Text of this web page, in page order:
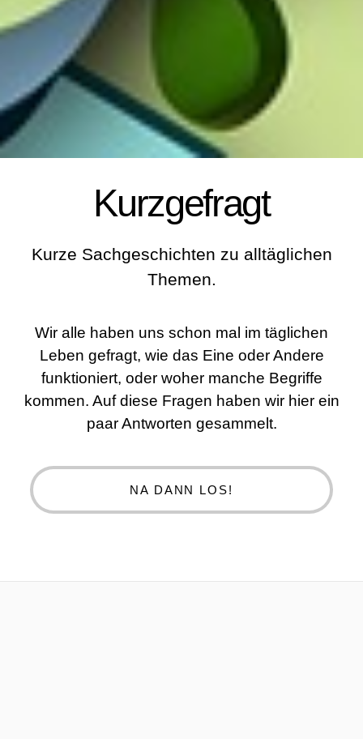
Kurzgefragt
Kurze Sachgeschichten zu alltäglichen
Themen.
Wir alle haben uns schon mal im täglichen
Leben gefragt, wie das Eine oder Andere
funktioniert, oder woher manche Begriffe
kommen. Auf diese Fragen haben wir hier ein
paar Antworten gesammelt.
NA DANN LOS!